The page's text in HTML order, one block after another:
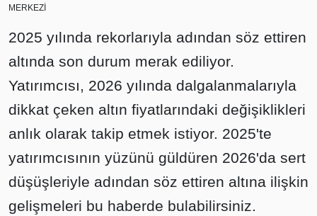
MERKEZİ
2025 yılında rekorlarıyla adından söz ettiren
altında son durum merak ediliyor.
Yatırımcısı, 2026 yılında dalgalanmalarıyla
dikkat çeken altın fiyatlarındaki değişiklikleri
anlık olarak takip etmek istiyor. 2025'te
yatırımcısının yüzünü güldüren 2026'da sert
düşüşleriyle adından söz ettiren altına ilişkin
gelişmeleri bu haberde bulabilirsiniz.